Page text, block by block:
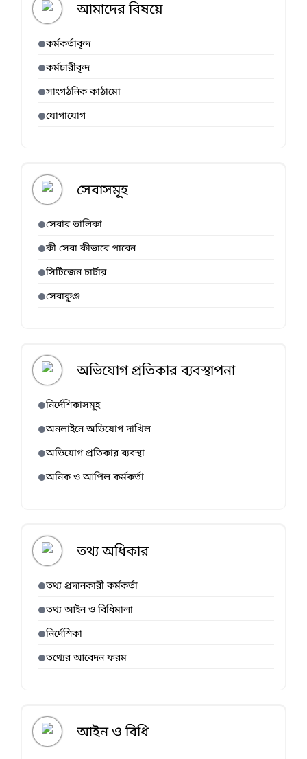
আমাদের বিষয়ে
কর্মকর্তাবৃন্দ
কর্মচারীবৃন্দ
সাংগঠনিক কাঠামো
যোগাযোগ
সেবাসমূহ
সেবার তালিকা
কী সেবা কীভাবে পাবেন
সিটিজেন চার্টার
সেবাকুঞ্জ
অভিযোগ প্রতিকার ব্যবস্থাপনা
নির্দেশিকাসমূহ
অনলাইনে অভিযোগ দাখিল
অভিযোগ প্রতিকার ব্যবস্থা
অনিক ও আপিল কর্মকর্তা
তথ্য অধিকার
তথ্য প্রদানকারী কর্মকর্তা
তথ্য আইন ও বিধিমালা
নির্দেশিকা
তথ্যের আবেদন ফরম
আইন ও বিধি